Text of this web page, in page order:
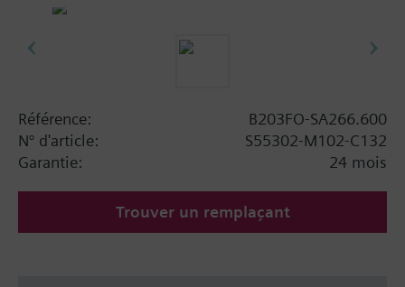
Référence:
B203FO-SA266.600
N° d'article:
S55302-M102-C132
Garantie:
24 mois
Trouver un remplaçant